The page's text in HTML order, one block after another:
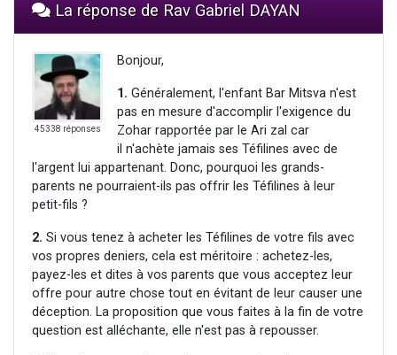
La réponse de Rav Gabriel DAYAN
45338 réponses
Bonjour,
1. Généralement, l'enfant Bar Mitsva n'est
pas en mesure d'accomplir l'exigence du
Zohar rapportée par le Ari zal car
il n'achète jamais ses Téfilines avec de
l'argent lui appartenant. Donc, pourquoi les grands-
parents ne pourraient-ils pas offrir les Téfilines à leur
petit-fils ?
2. Si vous tenez à acheter les Téfilines de votre fils avec
vos propres deniers, cela est méritoire : achetez-les,
payez-les et dites à vos parents que vous acceptez leur
offre pour autre chose tout en évitant de leur causer une
déception. La proposition que vous faites à la fin de votre
question est alléchante, elle n'est pas à repousser.